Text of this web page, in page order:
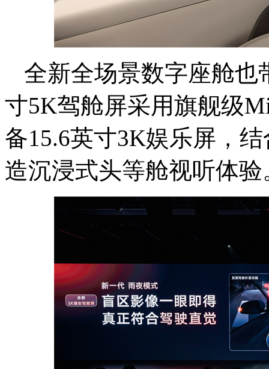
全新全场景数字座舱也
寸5K驾舱屏采用旗舰级
备15.6英寸3K娱乐屏，
造沉浸式头等舱视听体验